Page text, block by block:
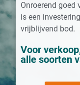
Onroerend goed
is een
vrijblijvend bod.
Voor
alle soorten